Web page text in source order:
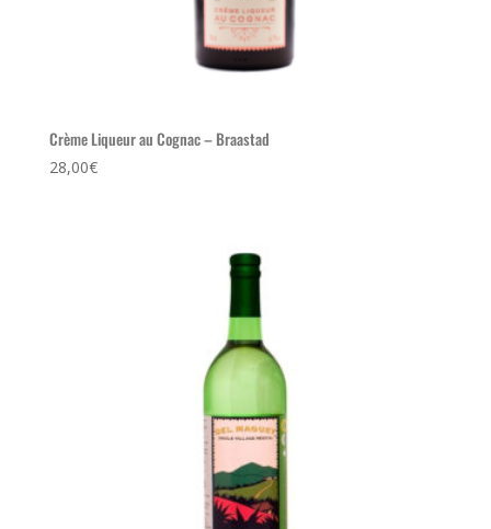
Crème Liqueur au Cognac – Braastad
28,00€